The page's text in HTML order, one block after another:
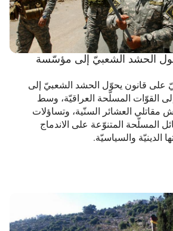
الحشد الشعبيّ إلى مؤسّسة
على قانون يحوّل الحشد الشعبيّ إلى
القوّات المسلّحة العراقيّة، وسط
العشائر السنّية، وتساؤلات
المسلّحة المتنوّعة على الاندماج
الدينيّة والسياسيّة.